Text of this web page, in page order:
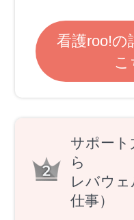
看護roo!の
こ
サポート
ら
レバウ
仕事）